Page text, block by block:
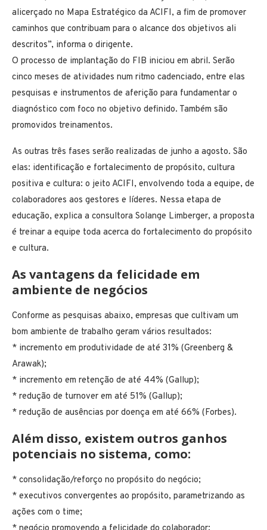
alicerçado no Mapa Estratégico da ACIFI, a fim de promover
caminhos que contribuam para o alcance dos objetivos ali
descritos”, informa o dirigente.
O processo de implantação do FIB iniciou em abril. Serão
cinco meses de atividades num ritmo cadenciado, entre elas
pesquisas e instrumentos de aferição para fundamentar o
diagnóstico com foco no objetivo definido. Também são
promovidos treinamentos.
As outras três fases serão realizadas de junho a agosto. São
elas: identificação e fortalecimento de propósito, cultura
positiva e cultura: o jeito ACIFI, envolvendo toda a equipe, de
colaboradores aos gestores e líderes. Nessa etapa de
educação, explica a consultora Solange Limberger, a proposta
é treinar a equipe toda acerca do fortalecimento do propósito
e cultura.
As vantagens da felicidade em
ambiente de negócios
Conforme as pesquisas abaixo, empresas que cultivam um
bom ambiente de trabalho geram vários resultados:
* incremento em produtividade de até 31% (Greenberg &
Arawak);
* incremento em retenção de até 44% (Gallup);
* redução de turnover em até 51% (Gallup);
* redução de ausências por doença em até 66% (Forbes).
Além disso, existem outros ganhos
potenciais no sistema, como:
* consolidação/reforço no propósito do negócio;
* executivos convergentes ao propósito, parametrizando as
ações com o time;